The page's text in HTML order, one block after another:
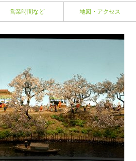
営業時間など 地図・アクセス